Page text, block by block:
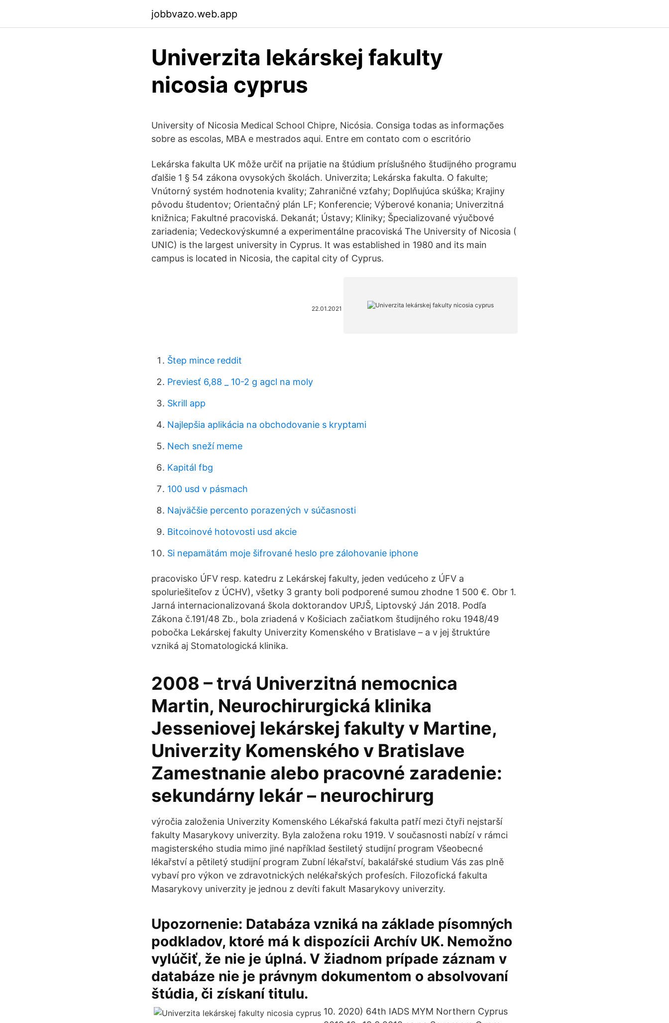
jobbvazo.web.app
Univerzita lekárskej fakulty
nicosia cyprus
University of Nicosia Medical School Chipre, Nicósia. Consiga todas as informações
sobre as escolas, MBA e mestrados aqui. Entre em contato com o escritório
Lekárska fakulta UK môže určiť na prijatie na štúdium príslušného študijného programu
ďalšie 1 § 54 zákona ovysokých školách. Univerzita; Lekárska fakulta. O fakulte;
Vnútorný systém hodnotenia kvality; Zahraničné vzťahy; Doplňujúca skúška; Krajiny
pôvodu študentov; Orientačný plán LF; Konferencie; Výberové konania; Univerzitná
knižnica; Fakultné pracoviská. Dekanát; Ústavy; Kliniky; Špecializované výučbové
zariadenia; Vedeckovýskumné a experimentálne pracoviská The University of Nicosia (
UNIC) is the largest university in Cyprus. It was established in 1980 and its main
campus is located in Nicosia, the capital city of Cyprus.
22.01.2021
Štep mince reddit
Previesť 6,88 _ 10-2 g agcl na moly
Skrill app
Najlepšia aplikácia na obchodovanie s kryptami
Nech sneží meme
Kapitál fbg
100 usd v pásmach
Najväčšie percento porazených v súčasnosti
Bitcoinové hotovosti usd akcie
Si nepamätám moje šifrované heslo pre zálohovanie iphone
pracovisko ÚFV resp. katedru z Lekárskej fakulty, jeden vedúceho z ÚFV a
spoluriešiteľov z ÚCHV), všetky 3 granty boli podporené sumou zhodne 1 500 €. Obr 1.
Jarná internacionalizovaná škola doktorandov UPJŠ, Liptovský Ján 2018. Podľa
Zákona č.191/48 Zb., bola zriadená v Košiciach začiatkom študijného roku 1948/49
pobočka Lekárskej fakulty Univerzity Komenského v Bratislave – a v jej štruktúre
vzniká aj Stomatologická klinika.
2008 – trvá Univerzitná nemocnica
Martin, Neurochirurgická klinika
Jesseniovej lekárskej fakulty v Martine,
Univerzity Komenského v Bratislave
Zamestnanie alebo pracovné zaradenie:
sekundárny lekár – neurochirurg
výročia založenia Univerzity Komenského Lékařská fakulta patří mezi čtyři nejstarší
fakulty Masarykovy univerzity. Byla založena roku 1919. V současnosti nabízí v rámci
magisterského studia mimo jiné například šestiletý studijní program Všeobecné
lékařství a pětiletý studijní program Zubní lékařství, bakalářské studium Vás zas plně
vybaví pro výkon ve zdravotnických nelékařských profesích. Filozofická fakulta
Masarykovy univerzity je jednou z devíti fakult Masarykovy univerzity.
Upozornenie: Databáza vzniká na základe písomných
podkladov, ktoré má k dispozícii Archív UK. Nemožno
vylúčiť, že nie je úplná. V žiadnom prípade záznam v
databáze nie je právnym dokumentom o absolvovaní
štúdia, či získaní titulu.
10. 2020) 64th IADS MYM Northern Cyprus